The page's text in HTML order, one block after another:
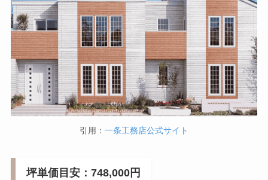
引用： 一条工務店公式サイト
坪単価目安：748,000円